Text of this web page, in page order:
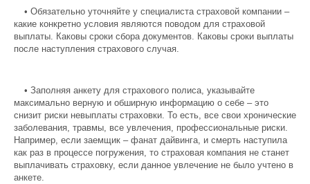
• Обязательно уточняйте у специалиста страховой компании –
какие конкретно условия являются поводом для страховой
выплаты. Каковы сроки сбора документов. Каковы сроки выплаты
после наступления страхового случая.
• Заполняя анкету для страхового полиса, указывайте
максимально верную и обширную информацию о себе – это
снизит риски невыплаты страховки. То есть, все свои хронические
заболевания, травмы, все увлечения, профессиональные риски.
Например, если заемщик – фанат дайвинга, и смерть наступила
как раз в процессе погружения, то страховая компания не станет
выплачивать страховку, если данное увлечение не было учтено в
анкете.